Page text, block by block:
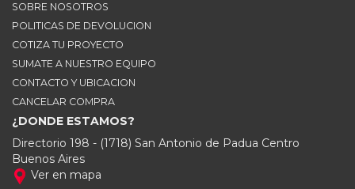
SOBRE NOSOTROS
POLITICAS DE DEVOLUCION
COTIZA TU PROYECTO
SUMATE A NUESTRO EQUIPO
CONTACTO Y UBICACION
CANCELAR COMPRA
¿DONDE ESTAMOS?
Directorio 198 - (1718) San Antonio de Padua Centro
Buenos Aires
Ver en mapa